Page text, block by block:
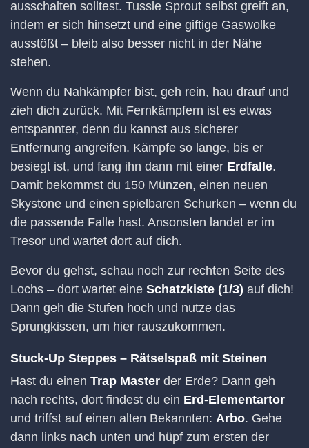
ausschalten solltest. Tussle Sprout selbst greift an,
indem er sich hinsetzt und eine giftige Gaswolke
ausstößt – bleib also besser nicht in der Nähe
stehen.
Wenn du Nahkämpfer bist, geh rein, hau drauf und
zieh dich zurück. Mit Fernkämpfern ist es etwas
entspannter, denn du kannst aus sicherer
Entfernung angreifen. Kämpfe so lange, bis er
besiegt ist, und fang ihn dann mit einer Erdfalle.
Damit bekommst du 150 Münzen, einen neuen
Skystone und einen spielbaren Schurken – wenn du
die passende Falle hast. Ansonsten landet er im
Tresor und wartet dort auf dich.
Bevor du gehst, schau noch zur rechten Seite des
Lochs – dort wartet eine Schatzkiste (1/3) auf dich!
Dann geh die Stufen hoch und nutze das
Sprungkissen, um hier rauszukommen.
Stuck-Up Steppes – Rätselspaß mit Steinen
Hast du einen Trap Master der Erde? Dann geh
nach rechts, dort findest du ein Erd-Elementartor
und triffst auf einen alten Bekannten: Arbo. Gehe
dann links nach unten und hüpf zum ersten der